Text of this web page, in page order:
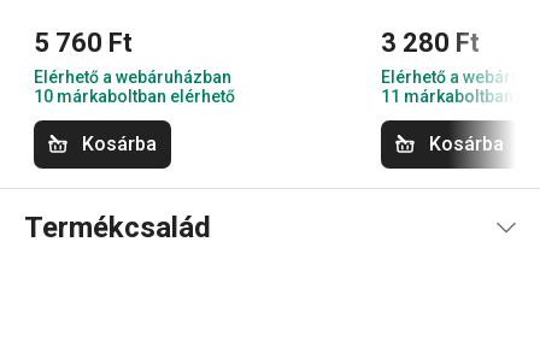
5 760 Ft
Elérhető a webáruházban
10 márkaboltban elérhető
Kosárba
3 280 Ft
Elérhető a
11 márkaboltban
Kosárba
Termékcsalád